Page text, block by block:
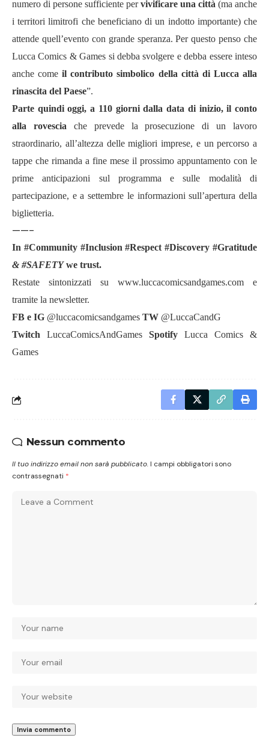
numero di persone sufficiente pervivificare una città (ma anche
i territori limitrofi che beneficiano di un indotto importante) che
attende quell’evento con grande speranza. Per questo penso che
Lucca Comics & Games si debba svolgere e debba essere inteso
anche comeil contributo simbolico della città di Lucca alla
rinascita del Paese”.
Parte quindi oggi, a 110 giorni dalla data di inizio, il conto
alla rovescia che prevede la prosecuzione di un lavoro
straordinario, all’altezza delle migliori imprese, e un percorso a
tappe che rimanda a fine mese il prossimo appuntamento con le
prime anticipazioni sul programma e sulle modalità di
partecipazione, e a settembre le informazioni sull’apertura della
biglietteria.
——-
In #Community #Inclusion #Respect #Discovery #Gratitude
& #SAFETYwe trust.
Restate sintonizzati su www.luccacomicsandgames.com e
tramite la newsletter.
FB e IG @luccacomicsandgames TW @LuccaCandG
Twitch LuccaComicsAndGames Spotify Lucca Comics &
Games
Nessun commento
Il tuo indirizzo email non sarà pubblicato. I campi obbligatori sono
contrassegnati *